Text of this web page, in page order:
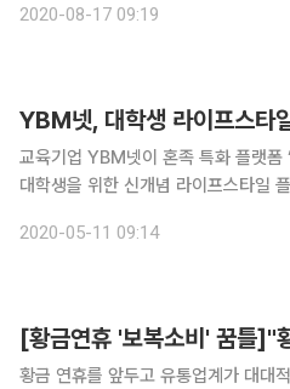
근에는 퀴즈 풀이 이후 특정 상품을
2020-08-17 09:19
YBM넷, 대학생 라이프스타
교육기업 YBM넷이 혼족 특화 플랫폼
대학생을 위한 신개념 라이프스타일 플랫폼 ‘비누
학생은 물론 20대 청년 전체를 아우
2020-05-11 09:14
황금 연휴를 앞두고 유통업계가 대대